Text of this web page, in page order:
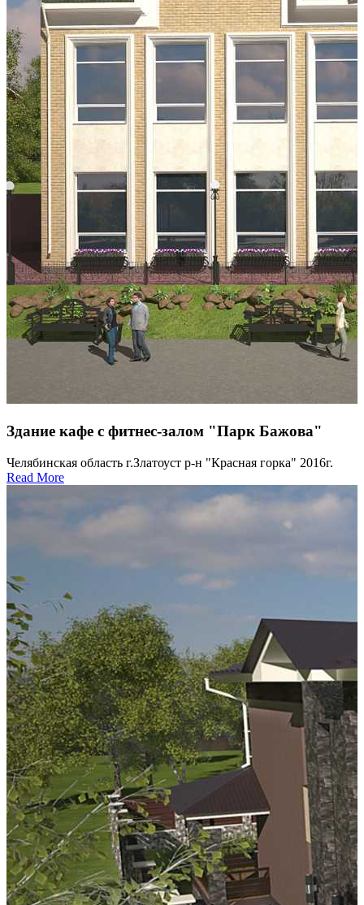
Здание кафе с фитнес-залом "Парк Бажoва"
Челябинская область г.Златоуст р-н "Красная горка" 2016г.
Read More